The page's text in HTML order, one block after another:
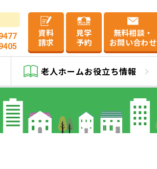
資料
請求
見学
予約
無料相談・
お問い合わせ
老人ホームお役立ち情報